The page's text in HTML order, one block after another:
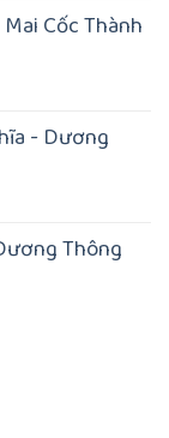
Cốc Thành
- Dương
Thông